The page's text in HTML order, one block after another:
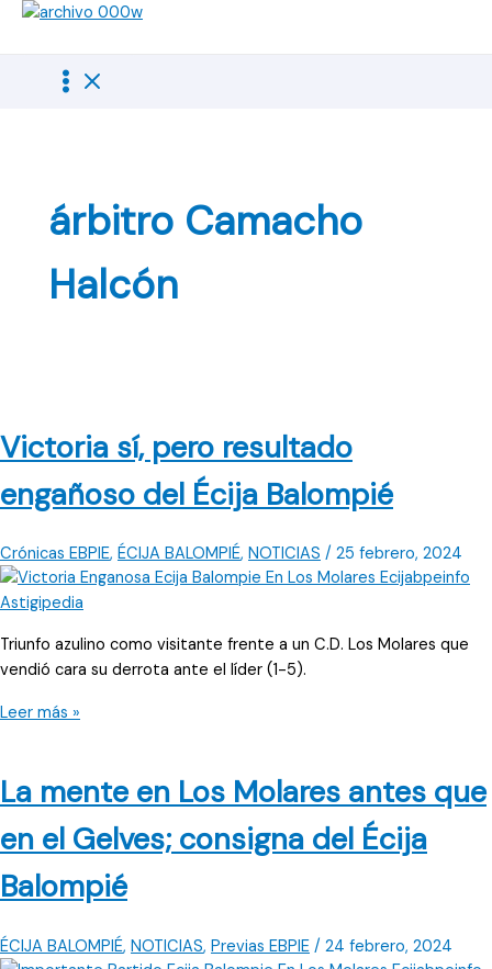
árbitro Camacho
Halcón
Victoria sí, pero resultado
engañoso del Écija Balompié
Crónicas EBPIE, ÉCIJA BALOMPIÉ, NOTICIAS / 25 febrero, 2024
Triunfo azulino como visitante frente a un C.D. Los Molares que
vendió cara su derrota ante el líder (1-5).
Victoria
resultado
engañoso
del
Balompié
Leer más »
La mente en Los Molares antes que
en el Gelves; consigna del Écija
Balompié
ÉCIJA BALOMPIÉ, NOTICIAS, Previas EBPIE / 24 febrero, 2024